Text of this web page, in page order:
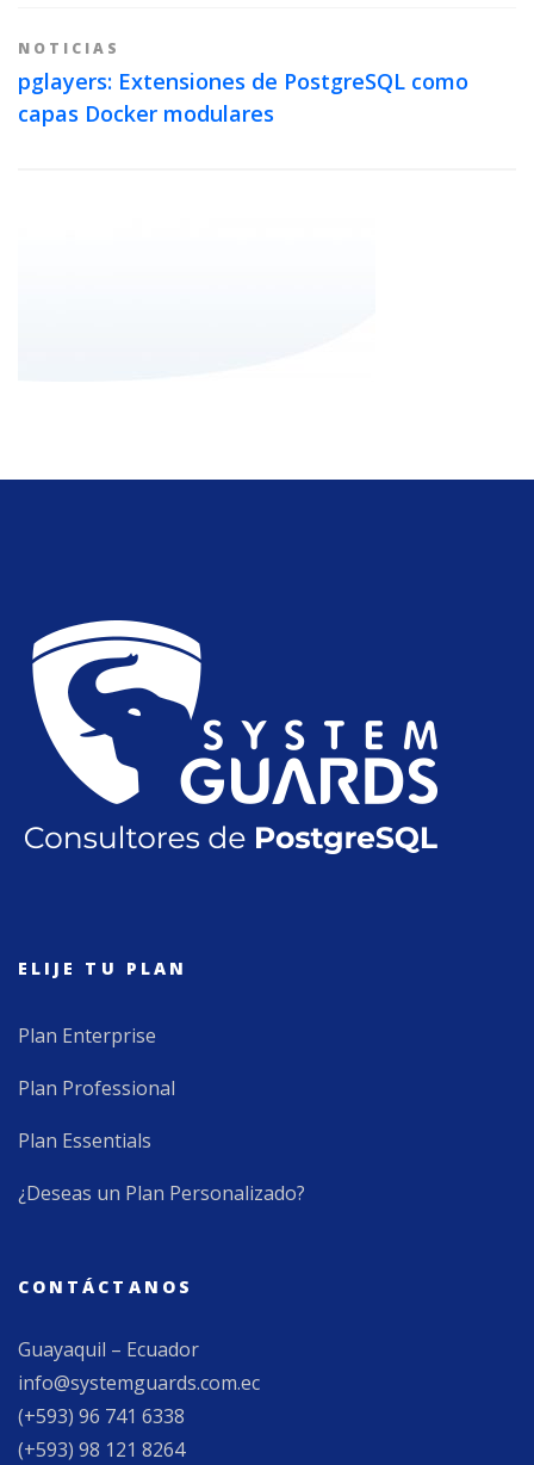
NOTICIAS
pglayers: Extensiones de PostgreSQL como
capas Docker modulares
ELIJE TU PLAN
Plan Enterprise
Plan Professional
Plan Essentials
¿Deseas un Plan Personalizado?
CONTÁCTANOS
Guayaquil – Ecuador
info@systemguards.com.ec
(+593) 96 741 6338
(+593) 98 121 8264